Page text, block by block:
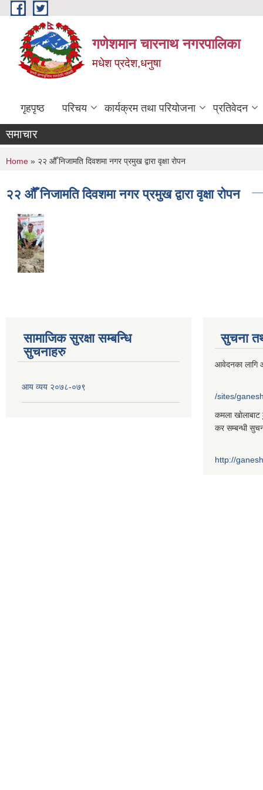
Skip to main content
गणेशमान चारनाथ नगरपालिका
मधेश प्रदेश,धनुषा
गृहपृष्ठ परिचय कार्यक्रम तथा परियोजना प्रतिवेदन
समाचार
You are here
Home » २२ औँ निजामति दिवशमा नगर प्रमुख द्वारा वृक्षा रोपन
२२ औँ निजामति दिवशमा नगर प्रमुख द्वारा वृक्षा रोपन
सामाजिक सुरक्षा सम्बन्धि
सुचनाहरु
आय व्यय २०७८-०७९
सुचना
आवेदनका लागि
/sites/
कमला खाेलाबाट
कर सम्बन्धी
http://